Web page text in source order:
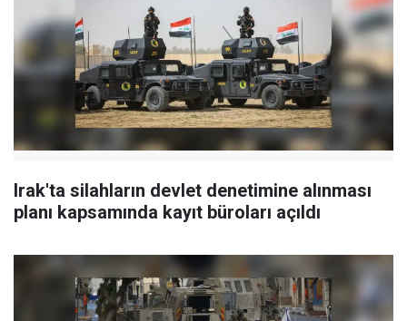
Irak'ta silahların devlet denetimine alınması
planı kapsamında kayıt büroları açıldı